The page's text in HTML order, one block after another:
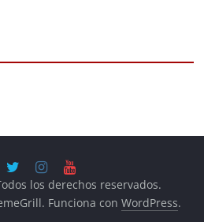
los derechos reservados.
Funciona conWordPress.